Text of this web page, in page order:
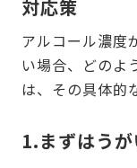
対応策
アルコール濃度
い場合、どのよ
は、その具体的
1.まずはう